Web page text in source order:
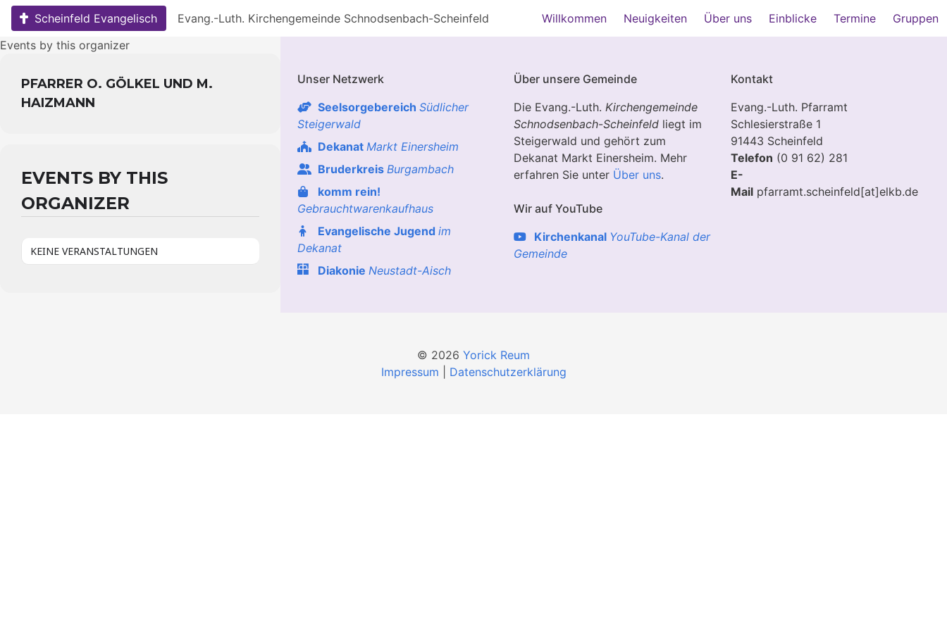
Skip
content
Scheinfeld Evangelisch Evang.-Luth. Kirchengemeinde Schnodsenbach-Scheinfeld Willkommen Neuigkeiten Über uns Einblicke Termine
Gruppen
Events by this organizer
PFARRER O. GÖLKEL UND M.
HAIZMANN
EVENTS BY THIS
ORGANIZER
KEINE VERANSTALTUNGEN
Unser Netzwerk
Seelsorgebereich Südlicher
Steigerwald
Dekanat Markt Einersheim
Bruderkreis Burgambach
komm rein!
Gebrauchtwarenkaufhaus
Evangelische Jugend im
Dekanat
Diakonie Neustadt-Aisch
Über unsere Gemeinde
Die Evang.-Luth.Kirchengemeinde
Schnodsenbach-Scheinfeld liegt im
Steigerwald und gehört zum
Dekanat Markt Einersheim. Mehr
erfahren Sie unter Über uns.
Wir auf YouTube
Kirchenkanal YouTube-Kanal der
Gemeinde
Kontakt
Evang.-Luth. Pfarramt
Schlesierstraße 1
91443 Scheinfeld
Telefon (0 91 62) 281
E-
Mailpfarramt.scheinfeld[at]elkb.de
© 2026 Yorick Reum
Impressum
Datenschutzerklärung